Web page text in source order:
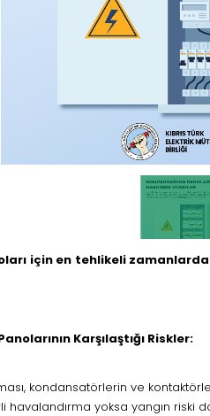
için en tehlikeli
Karşılaştığı Riskler:
kondansatörlerin ve
havalandırma yoksa yangın riski